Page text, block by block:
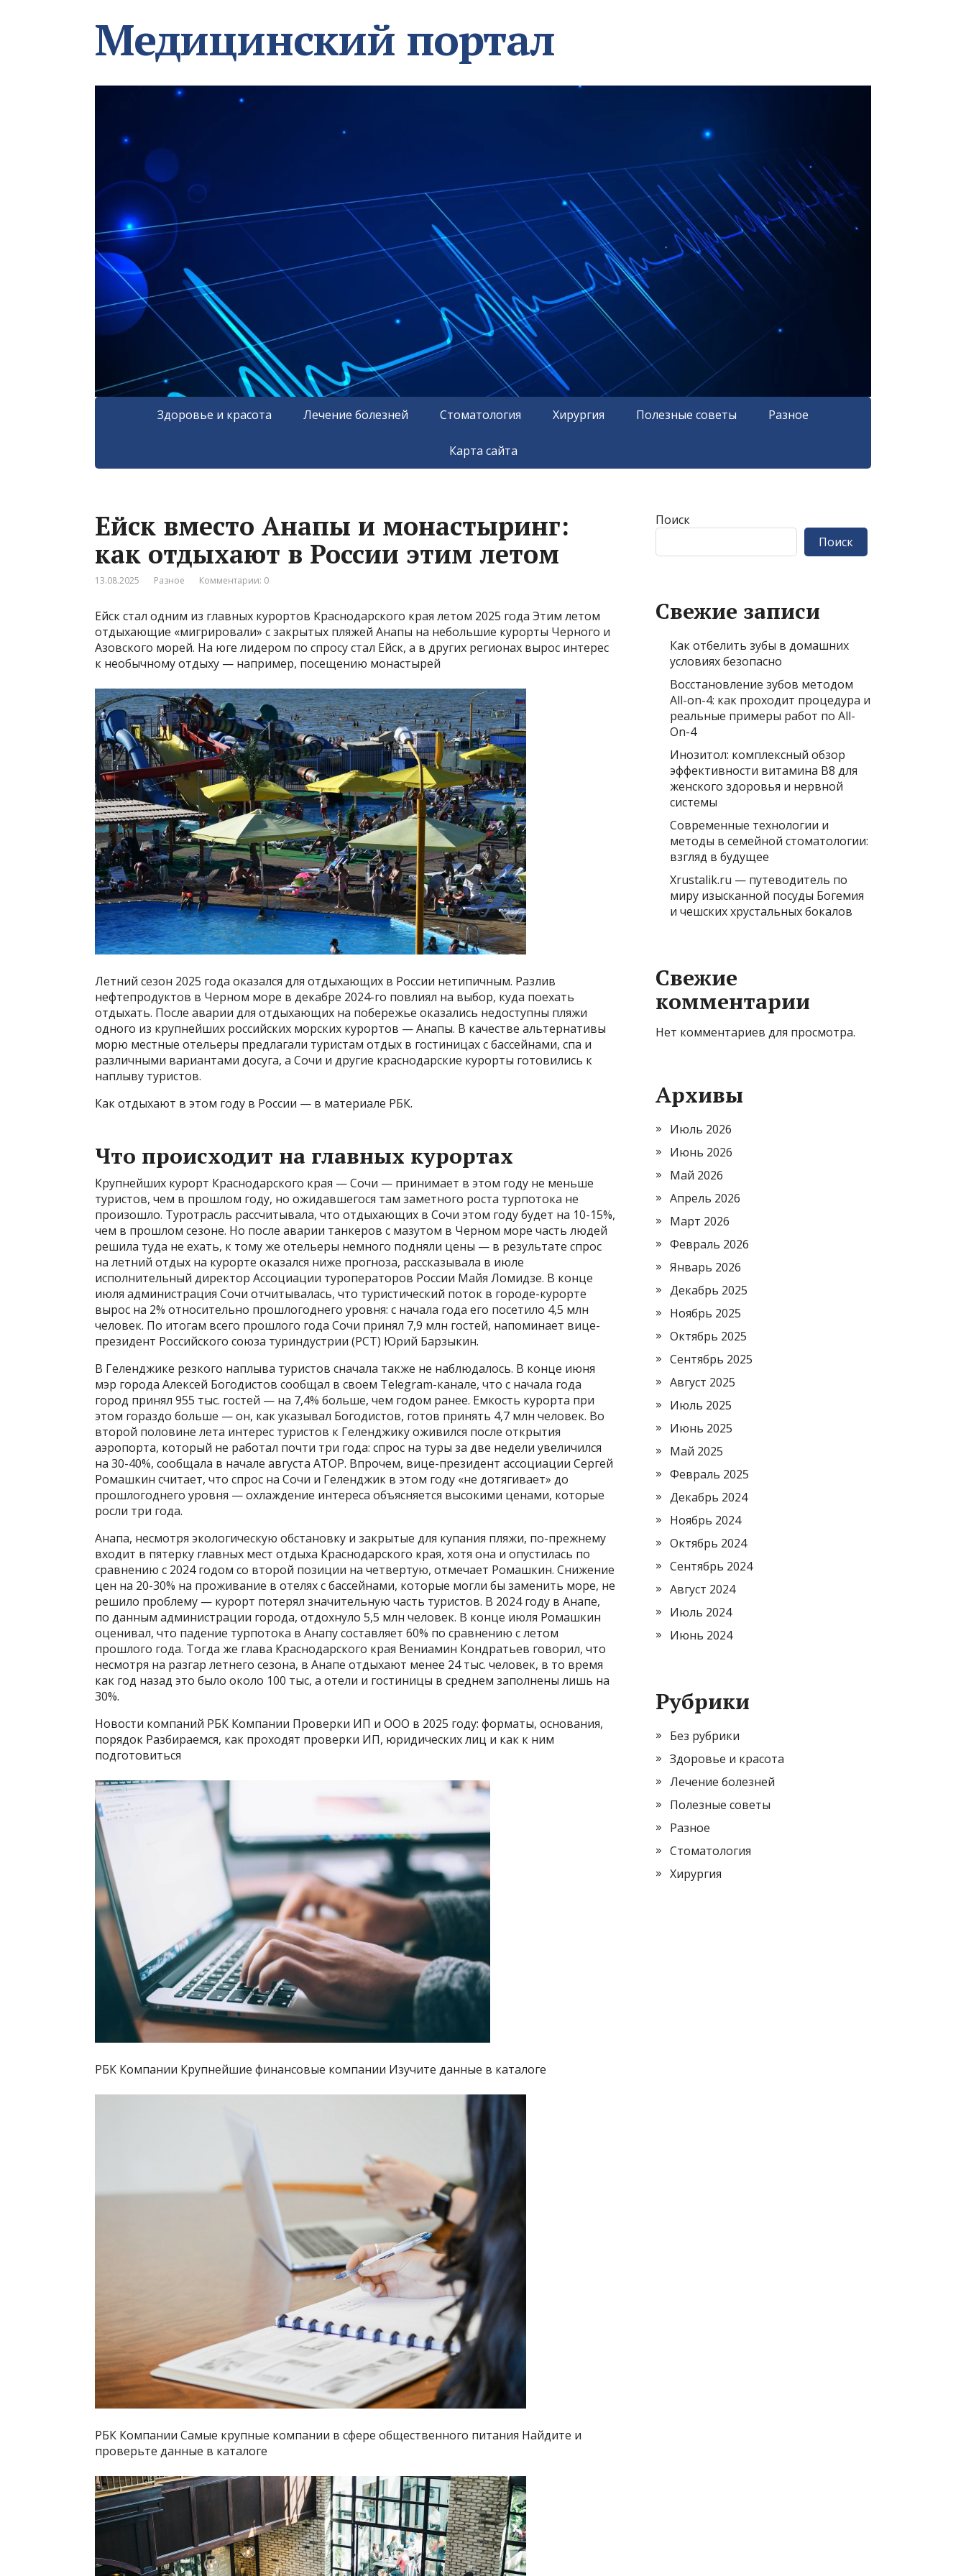
Медицинский портал
Здоровье и красота Лечение болезней Стоматология Хирургия Полезные советы Разное
Карта сайта
Ейск вместо Анапы и монастыринг:
как отдыхают в России этим летом
13.08.2025 Разное Комментарии: 0
Ейск стал одним из главных курортов Краснодарского края летом 2025 года Этим летом
отдыхающие «мигрировали» с закрытых пляжей Анапы на небольшие курорты Черного и
Азовского морей. На юге лидером по спросу стал Ейск, а в других регионах вырос интерес
к необычному отдыху — например, посещению монастырей
Летний сезон 2025 года оказался для отдыхающих в России нетипичным. Разлив
нефтепродуктов в Черном море в декабре 2024-го повлиял на выбор, куда поехать
отдыхать. После аварии для отдыхающих на побережье оказались недоступны пляжи
одного из крупнейших российских морских курортов — Анапы. В качестве альтернативы
морю местные отельеры предлагали туристам отдых в гостиницах с бассейнами, спа и
различными вариантами досуга, а Сочи и другие краснодарские курорты готовились к
наплыву туристов.
Как отдыхают в этом году в России — в материале РБК.
Что происходит на главных курортах
Крупнейших курорт Краснодарского края — Сочи — принимает в этом году не меньше
туристов, чем в прошлом году, но ожидавшегося там заметного роста турпотока не
произошло. Туротрасль рассчитывала, что отдыхающих в Сочи этом году будет на 10-15%,
чем в прошлом сезоне. Но после аварии танкеров с мазутом в Черном море часть людей
решила туда не ехать, к тому же отельеры немного подняли цены — в результате спрос
на летний отдых на курорте оказался ниже прогноза, рассказывала в июле
исполнительный директор Ассоциации туроператоров России Майя Ломидзе. В конце
июля администрация Сочи отчитывалась, что туристический поток в городе-курорте
вырос на 2% относительно прошлогоднего уровня: с начала года его посетило 4,5 млн
человек. По итогам всего прошлого года Сочи принял 7,9 млн гостей, напоминает вице-
президент Российского союза туриндустрии (РСТ) Юрий Барзыкин.
В Геленджике резкого наплыва туристов сначала также не наблюдалось. В конце июня
мэр города Алексей Богодистов сообщал в своем Telegram-канале, что с начала года
город принял 955 тыс. гостей — на 7,4% больше, чем годом ранее. Емкость курорта при
этом гораздо больше — он, как указывал Богодистов, готов принять 4,7 млн человек. Во
второй половине лета интерес туристов к Геленджику оживился после открытия
аэропорта, который не работал почти три года: спрос на туры за две недели увеличился
на 30-40%, сообщала в начале августа АТОР. Впрочем, вице-президент ассоциации Сергей
Ромашкин считает, что спрос на Сочи и Геленджик в этом году «не дотягивает» до
прошлогоднего уровня — охлаждение интереса объясняется высокими ценами, которые
росли три года.
Анапа, несмотря экологическую обстановку и закрытые для купания пляжи, по-прежнему
входит в пятерку главных мест отдыха Краснодарского края, хотя она и опустилась по
сравнению с 2024 годом со второй позиции на четвертую, отмечает Ромашкин. Снижение
цен на 20-30% на проживание в отелях с бассейнами, которые могли бы заменить море, не
решило проблему — курорт потерял значительную часть туристов. В 2024 году в Анапе,
по данным администрации города, отдохнуло 5,5 млн человек. В конце июля Ромашкин
оценивал, что падение турпотока в Анапу составляет 60% по сравнению с летом
прошлого года. Тогда же глава Краснодарского края Вениамин Кондратьев говорил, что
несмотря на разгар летнего сезона, в Анапе отдыхают менее 24 тыс. человек, в то время
как год назад это было около 100 тыс, а отели и гостиницы в среднем заполнены лишь на
30%.
Новости компаний РБК Компании Проверки ИП и ООО в 2025 году: форматы, основания,
порядок Разбираемся, как проходят проверки ИП, юридических лиц и как к ним
подготовиться
РБК Компании Крупнейшие финансовые компании Изучите данные в каталоге
РБК Компании Самые крупные компании в сфере общественного питания Найдите и
проверьте данные в каталоге
Поиск
Поиск
Свежие записи
Как отбелить зубы в домашних
условиях безопасно
Восстановление зубов методом
All-on-4: как проходит процедура и
реальные примеры работ по All-
On-4
Инозитол: комплексный обзор
эффективности витамина B8 для
женского здоровья и нервной
системы
Современные технологии и
методы в семейной стоматологии:
взгляд в будущее
Xrustalik.ru — путеводитель по
миру изысканной посуды Богемия
и чешских хрустальных бокалов
Свежие
комментарии
Нет комментариев для просмотра.
Архивы
Июль 2026
Июнь 2026
Май 2026
Апрель 2026
Март 2026
Февраль 2026
Январь 2026
Декабрь 2025
Ноябрь 2025
Октябрь 2025
Сентябрь 2025
Август 2025
Июль 2025
Июнь 2025
Май 2025
Февраль 2025
Декабрь 2024
Ноябрь 2024
Октябрь 2024
Сентябрь 2024
Август 2024
Июль 2024
Июнь 2024
Рубрики
Без рубрики
Здоровье и красота
Лечение болезней
Полезные советы
Разное
Стоматология
Хирургия